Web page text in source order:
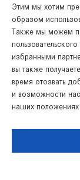
Этим мы хотим
образом
Также мы можем
избранными
вы также
время отозвать
и возможности
наших
Правовая